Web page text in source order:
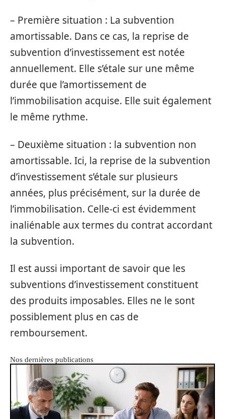
– Première situation : La subvention
amortissable. Dans ce cas, la reprise de
subvention d’investissement est notée
annuellement. Elle s’étale sur une même
durée que l’amortissement de
l’immobilisation acquise. Elle suit également
le même rythme.
– Deuxième situation : la subvention non
amortissable. Ici, la reprise de la subvention
d’investissement s’étale sur plusieurs
années, plus précisément, sur la durée de
l’immobilisation. Celle-ci est évidemment
inaliénable aux termes du contrat accordant
la subvention.
Il est aussi important de savoir que les
subventions d’investissement constituent
des produits imposables. Elles ne le sont
possiblement plus en cas de
remboursement.
Nos dernières publications